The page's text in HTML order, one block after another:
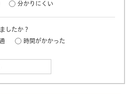
分かりにくい
したか？
時間がかかった